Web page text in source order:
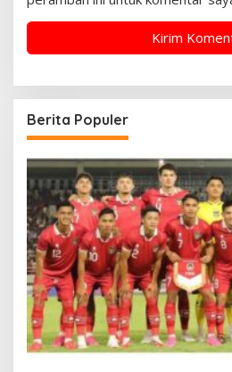
Berita Populer